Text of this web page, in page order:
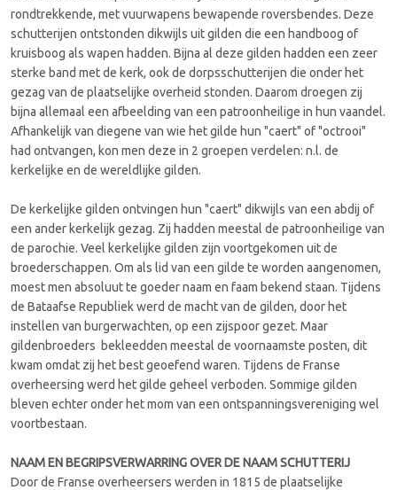
rondtrekkende, met vuurwapens bewapende roversbendes. Deze
schutterijen ontstonden dikwijls uit gilden die een handboog of
kruisboog als wapen hadden. Bijna al deze gilden hadden een zeer
sterke band met de kerk, ook de dorpsschutterijen die onder het
gezag van de plaatselijke overheid stonden. Daarom droegen zij
bijna allemaal een afbeelding van een patroonheilige in hun vaandel.
Afhankelijk van diegene van wie het gilde hun "caert" of "octrooi"
had ontvangen, kon men deze in 2 groepen verdelen: n.l. de
kerkelijke en de wereldlijke gilden.
De kerkelijke gilden ontvingen hun "caert" dikwijls van een abdij of
een ander kerkelijk gezag. Zij hadden meestal de patroonheilige van
de parochie. Veel kerkelijke gilden zijn voortgekomen uit de
broederschappen. Om als lid van een gilde te worden aangenomen,
moest men absoluut te goeder naam en faam bekend staan. Tijdens
de Bataafse Republiek werd de macht van de gilden, door het
instellen van burgerwachten, op een zijspoor gezet. Maar
gildenbroeders bekleedden meestal de voornaamste posten, dit
kwam omdat zij het best geoefend waren. Tijdens de Franse
overheersing werd het gilde geheel verboden. Sommige gilden
bleven echter onder het mom van een ontspanningsvereniging wel
voortbestaan.
NAAM EN BEGRIPSVERWARRING OVER DE NAAM SCHUTTERIJ
Door de Franse overheersers werden in 1815 de plaatselijke